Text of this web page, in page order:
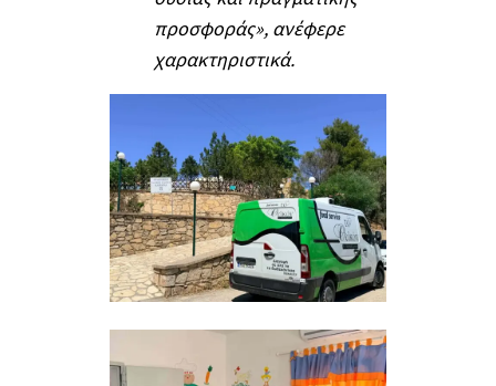
προσφοράς», ανέφερε
χαρακτηριστικά.